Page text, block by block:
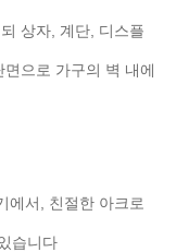
상자, 계단, 디스플
으로 가구의 벽 내에
에서, 친절한 아크로
습니다